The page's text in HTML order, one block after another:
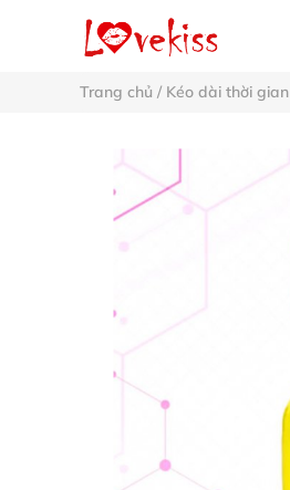
Trang chủ / Kéo dài thời gian